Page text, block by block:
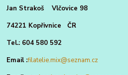
Jan Strakoš Vlčovice 98
74221 Kopřivnice ČR
Tel.: 604 580 592
Email :filatelie.mix@seznam.cz